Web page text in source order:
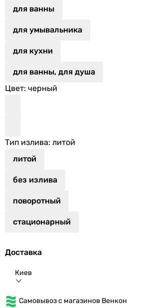
для ванны
для умывальника
для кухни
для ванны, для душа
Цвет: черный
Тип излива: литой
литой
без излива
поворотный
стационарный
Доставка
Киев
Самовывоз с магазинов Венкон